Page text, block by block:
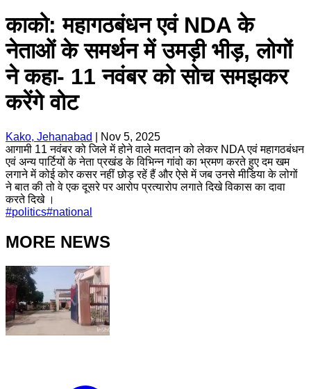
काको: महागठबंधन एवं NDA के
नेताओं के समर्थन में उमड़ी भीड़, लोगों
ने कहा- 11 नवंबर को सोच समझकर
करेंगे वोट
Kako, Jehanabad
Nov 5, 2025
आगामी 11 नवंबर को जिले में होने वाले मतदान को लेकर NDA एवं महागठबंधन
एवं अन्य पार्टियों के नेता प्रखंड के विभिन्न गांवो का भ्रमण करते हुए दम खम
लगाने में कोई कोर कसर नहीं छोड़ रहें हैं और ऐसे में जब उनसे मीडिया के लोगों
ने बात की तो वे एक दूसरे पर आरोप प्रत्यारोप लगाते दिखे विकास का दावा
करते दिखे ।
#politics#national
MORE NEWS